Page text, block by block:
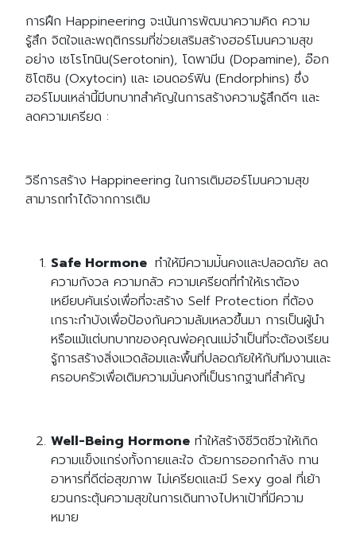
การฝึก Happineering จะเน้นการพัฒนาความคิด ความ
รู้สึก จิตใจและพฤติกรรมที่ช่วยเสริมสร้างฮอร์โมนความสุข
อย่าง เซโรโทนิน(Serotonin), โดพามีน (Dopamine), อ๊อก
ซิโตซิน (Oxytocin) และ เอนดอร์ฟิน (Endorphins) ซึ่ง
ฮอร์โมนเหล่านี้มีบทบาทสำคัญในการสร้างความรู้สึกดีๆ และ
ลดความเครียด :
วิธีการสร้าง Happineering ในการเติมฮอร์โมนความสุข
สามารถทำได้จากการเติม
Safe Hormone ทำให้มีความม่ันคงและปลอดภัย ลด
ความกังวล ความกลัว ความเครียดที่ทำให้เราต้อง
เหยียบคันเร่งเพื่อที่จะสร้าง Self Protection ที่ต้อง
เกราะกำบังเพื่อป้องกันความล้มเหลวขึ้นมา การเป็นผู้นำ
หรือแม้แต่บทบาทของคุณพ่อคุณแม่จำเป็นที่จะต้องเรียน
รู้การสร้างสิ่งแวดล้อมและพื้นที่ปลอดภัยให้กับทีมงานและ
ครอบครัวเพื่อเติมความมั่นคงที่เป็นรากฐานที่สำคัญ
Well-Being Hormone ทำให้สร้างิชีวิตชีวาให้เกิด
ความแข็งแกร่งทั้งกายและใจ ด้วยการออกกำลัง ทาน
อาหารที่ดีต่อสุขภาพ ไม่เครียดและมี Sexy goal ที่เย้า
ยวนกระตุ้นความสุขในการเดินทางไปหาเป้าที่มีความ
หมาย